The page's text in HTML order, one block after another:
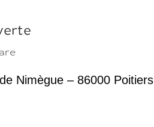
Nimègue – 86000 Poitiers